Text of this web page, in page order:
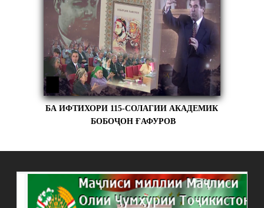
БА ИФТИХОРИ 115-СОЛАГИИ АКАДЕМИК
БОБОҶОН ҒАФУРОВ